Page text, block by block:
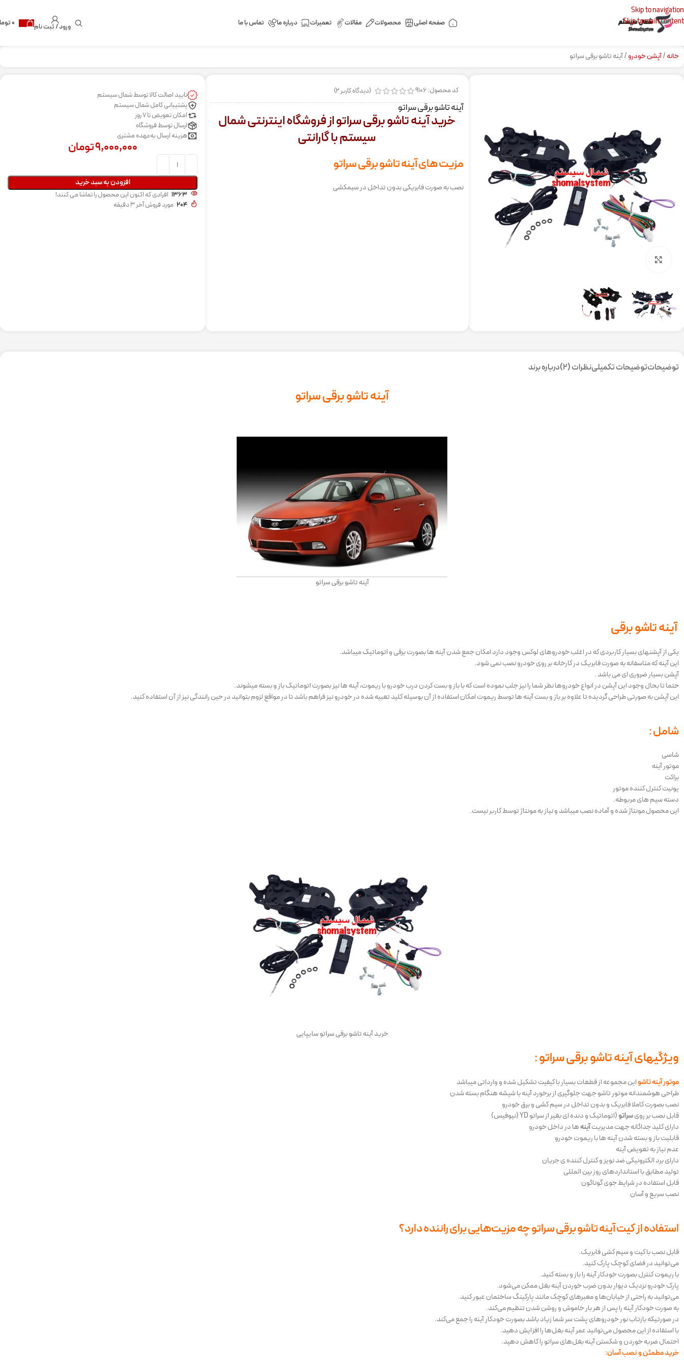
Skip to navigation
Skip to main content
صفحه اصلی محصولات مقالات تعمیرات درباره ما تماس با ما ورود / ثبت نام ۰
خانه آپشن خودرو آینه تاشو برقی سراتو
کد محصول: 9106 (دیدگاه کاربر2
)
آینه تاشو برقی سراتو
خرید آینه تاشو برقی سراتو از فروشگاه اینترنتی شمال
سیستم با گارانتی
مزیت های آینه تاشو برقی سراتو
نصب به صورت فابریکی بدون تداخل در سیمکشی
تایید اصالت کالا توسط شمال سیستم
پشتیبانی کامل شمال سیستم
امکان تعویض تا 7 روز
ارسال توسط فروشگاه
هزینه ارسال به‌عهده مشتری
۹,۰۰۰,۰۰۰تومان
افزودن به سبد خرید
1363 افرادی که اکنون این محصول را تماشا می کنند!
204 مورد فروش آخر 3 دقیقه
توضیحاتتوضیحات تکمیلینظرات (2) درباره برند
آینه تاشو برقی سراتو
آینه تاشو برقی سراتو
آینه تاشو برقی
یکی از آپشنهای بسیار کاربردی که در اغلب خودروهای لوکس وجود دارد امکان جمع شدن آینه ها بصورت برقی و اتوماتیک میباشد.
این آینه که متاسفانه به صورت فابریک در کارخانه بر روی خودرو نصب نمی شود.
آپشن بسیار ضروری ای می باشد .
حتما تا بحال وجود این آپشن در انواع خودروها نظر شما را نیز جلب نموده است که با باز و بست کردن درب خودرو با ریموت، آینه ها نیز بصورت اتوماتیک باز و بسته میشوند.
این آپشن به صورتی طراحی گردیده تا علاوه بر باز و بست آینه ها توسط ریموت امکان استفاده از آن بوسیله کلید تعبیه شده در خودرو نیز فراهم باشد تا در مواقع لزوم بتوانید در حین رانندگی نیز از آن استفاده کنید.
شامل :
شاسی
موتور آینه
براکت
یونیت کنترل کننده موتور
دسته سیم های مربوطه.
این محصول مونتاژ شده و آماده نصب میباشد و نیاز به مونتاژ توسط کاربر نیست.
خرید آینه تاشو برقی سراتو سایپایی
ویژگیهایآینه تاشو برقی سراتو:
موتور آینه تاشواین مجموعه از قطعات بسیار با کیفیت تشکیل شده و وارداتی میباشد
طراحی هوشمندانه موتور تاشو جهت جلوگیری از برخورد آینه با شیشه هنگام بسته شدن
نصب بصورت کاملا فابریک و بدون تداخل در سیم کشی و برق خودرو
قابل نصب بر رویسراتو(اتوماتیک و دنده ای بغیر از سراتو YD (نیوفیس)
دارای کلید جداگانه جهت مدیریتآینهها در داخل خودرو
قابلیت باز و بسته شدن آینه ها با ریموت خودرو
عدم نیاز به تعویض آینه
دارای برد الکترونیکی ضد نویز و کنترل کننده ی جریان
تولید مطابق با استانداردهای روز بین المللی
قابل استفاده در شرایط جوی گوناگون
نصب سریع و آسان
استفاده از کیت آینه تاشو برقی سراتو چه مزیت‌هایی برای راننده دارد؟
قابل نصب با کیت و سیم کشی فابریک.
می‌توانید در فضای کوچک پارک کنید.
با ریموت کنترل بصورت خودکار آینه را باز و بسته کنید.
پارک خودرو نزدیک دیوار بدون ضرب خوردن آینه بغل ممکن می‌شود.
می‌توانید به راحتی از خیابان‌ها و معبرهای کوچک مانند پارکینگ ساختمان عبور کنید.
به صورت خودکار آینه را پس از هر بار خاموش و روشن شدن تنظیم می‌کند.
در صورتیکه بازتاب نور خودروهای پشت سر شما زیاد باشد بصورت خودکار آینه را جمع می‌کند.
با استفاده از این محصول می‌توانید عمر آینه بغل‌ها را افزایش دهید.
احتمال ضربه خوردن و شکستن آینه بغل‌های سراتو را کاهش دهید.
خرید مطمئن و نصب آسان: